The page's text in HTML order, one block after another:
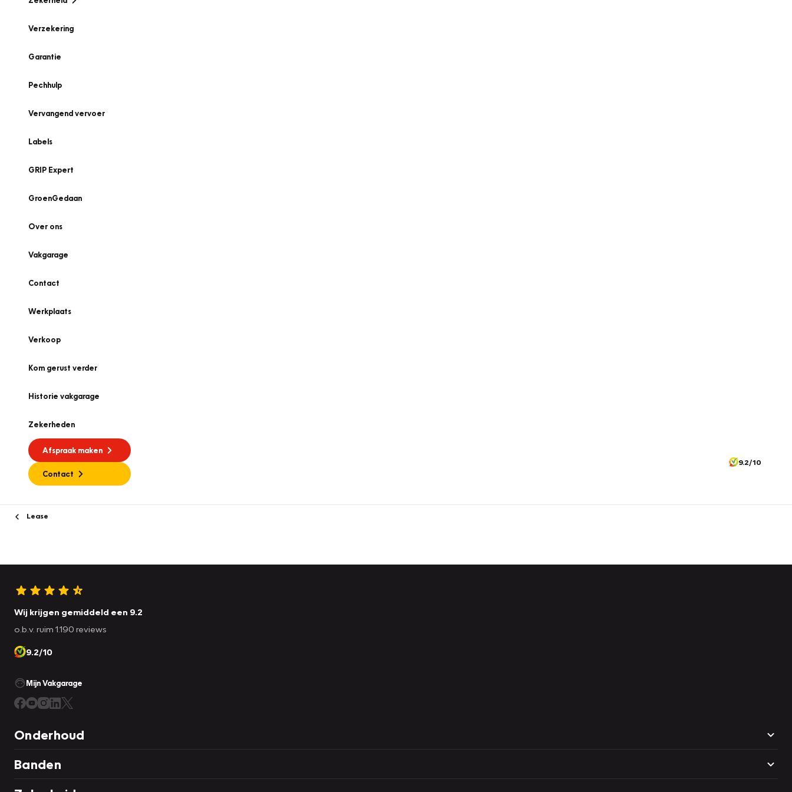
Verzekering
Garantie
Pechhulp
Vervangend vervoer
Labels
GRIP Expert
GroenGedaan
Over ons
Vakgarage
Contact
Werkplaats
Verkoop
Kom gerust verder
Historie vakgarage
Zekerheden
Afspraak maken
Contact
9.2/10
Lease
Wij krijgen gemiddeld een 9.2
o.b.v. ruim 1.190 reviews
9.2/10
Mijn Vakgarage
Onderhoud
Banden